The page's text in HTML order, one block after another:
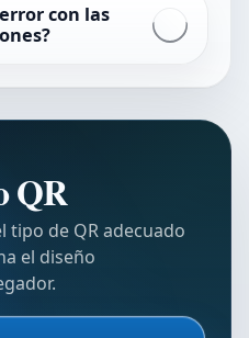
con las
QR
tipo de QR adecuado
el diseño